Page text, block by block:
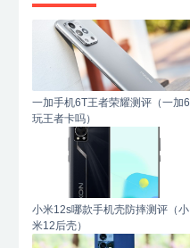
一加手机6T王者荣耀测评（一加6
玩王者卡吗）
小米12s哪款手机壳防摔测评（小
米12后壳）